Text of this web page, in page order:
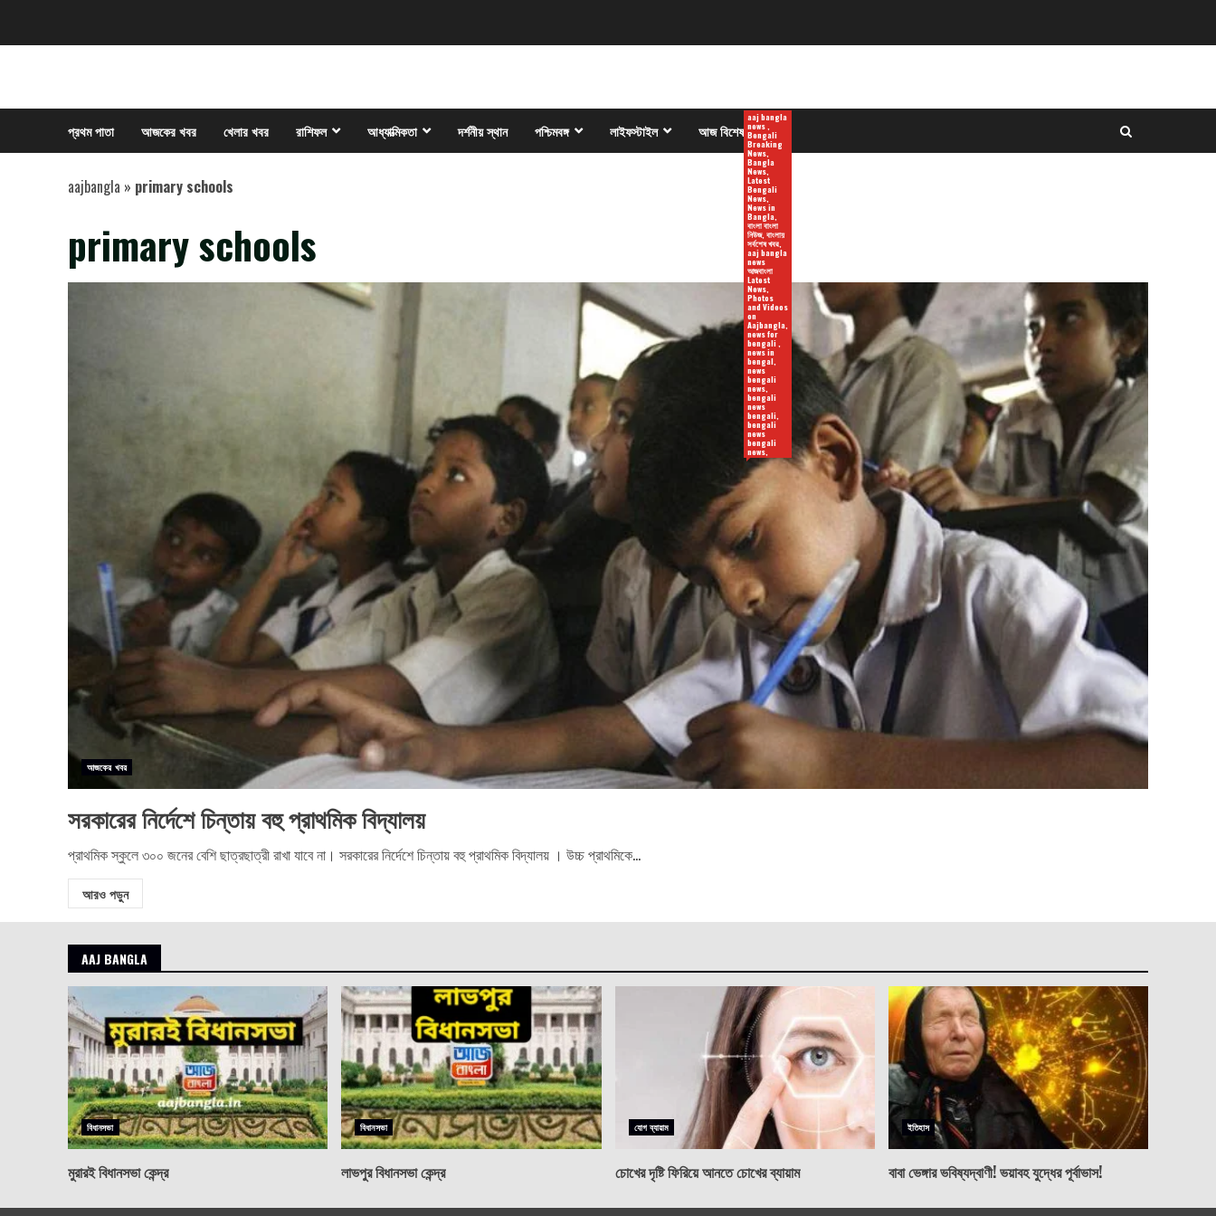
প্রথম পাতা আজকের খবর খেলার খবর রাশিফল আধ্যাত্মিকতা দর্শনীয় স্থান পশ্চিমবঙ্গ লাইফস্টাইল আজ বিশেষ
aaj bangla
news ,
Bengali
Breaking
News,
Bangla
News,
Latest
Bengali
News,
News in
Bangla,
বাংলা বাংলা
নিউজ, বাংলায়
সর্বশেষ খবর,
aaj bangla
news
আজবাংলা
Latest
News,
Photos
and Videos
on
Aajbangla,
news for
bengali ,
news in
bengal,
news
bengali
news,
bengali
news
bengali,
bengali
news
bengali
news,
aajbangla » primary schools
primary schools
আজকের খবর
সরকারের নির্দেশে চিন্তায় বহু প্রাথমিক বিদ্যালয়
প্রাথমিক স্কুলে ৩০০ জনের বেশি ছাত্রছাত্রী রাখা যাবে না। সরকারের নির্দেশে চিন্তায় বহু প্রাথমিক বিদ্যালয় । উচ্চ প্রাথমিকে...
আরও পড়ুন
AAJ BANGLA
বিধানসভা
মুরারই বিধানসভা কেন্দ্র
বিধানসভা
লাভপুর বিধানসভা কেন্দ্র
যোগ ব্যায়াম
চোখের দৃষ্টি ফিরিয়ে আনতে চোখের ব্যায়াম
ইতিহাস
বাবা ভেঙ্গার ভবিষ্যদ্বাণী! ভয়াবহ যুদ্ধের পূর্বাভাস!